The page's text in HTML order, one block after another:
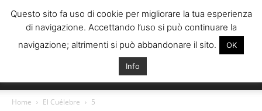
Italiani
Home El Cuélebre 5
Questo sito fa uso di cookie per migliorare la tua esperienza
di navigazione. Accettando l’uso si può continuare la
navigazione; altrimenti si può abbandonare il sito.
OK
Info